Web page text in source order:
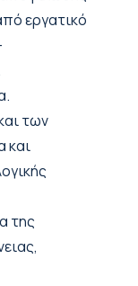
εργατικό
των
και
της